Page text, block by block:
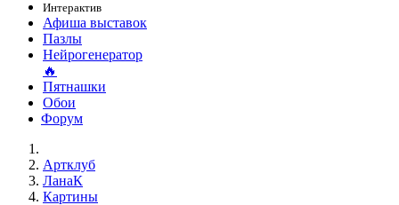
Интерактив
Афиша выставок
Пазлы
Нейрогенератор
🔥
Пятнашки
Обои
Форум
Артклуб
ЛанаК
Картины